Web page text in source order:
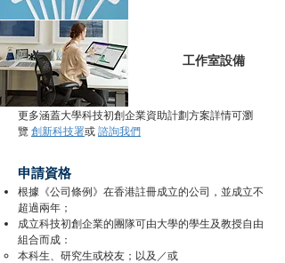
工作室設備
更多涵蓋大學科技初創企業資助計劃方案詳情可瀏
覽創新科技署或諮詢我們
​申請資格
根據《公司條例》在香港註冊成立的公司，並成立不
超過兩年；
成立科技初創企業的團隊可由大學的學生及教授自由
組合而成：
本科生、研究生或校友；以及／或